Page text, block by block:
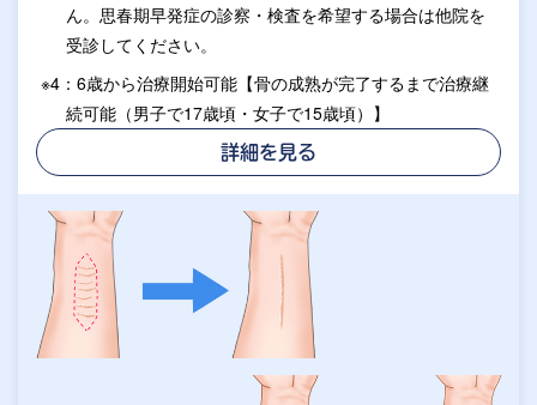
ん。思春期早発症の診察・検査を希望する場合は他院を
受診してください。
※4：6歳から治療開始可能【骨の成熟が完了するまで治療継
続可能（男子で17歳頃・女子で15歳頃）】
詳細を見る